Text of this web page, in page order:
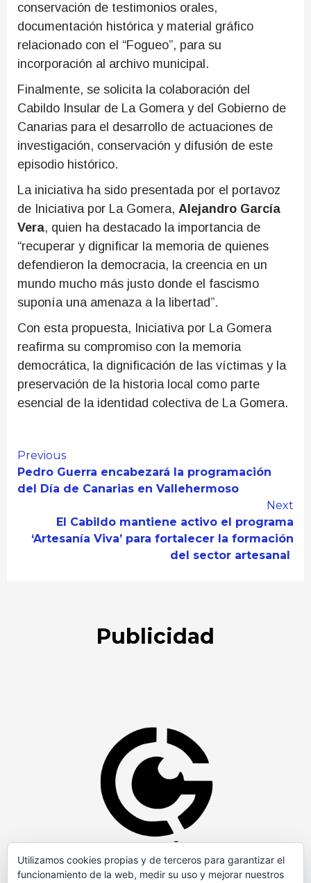
conservación de testimonios orales,
documentación histórica y material gráfico
relacionado con el “Fogueo”, para su
incorporación al archivo municipal.
Finalmente, se solicita la colaboración del
Cabildo Insular de La Gomera y del Gobierno de
Canarias para el desarrollo de actuaciones de
investigación, conservación y difusión de este
episodio histórico.
La iniciativa ha sido presentada por el portavoz
de Iniciativa por La Gomera, Alejandro García
Vera, quien ha destacado la importancia de
“recuperar y dignificar la memoria de quienes
defendieron la democracia, la creencia en un
mundo mucho más justo donde el fascismo
suponía una amenaza a la libertad”.
Con esta propuesta, Iniciativa por La Gomera
reafirma su compromiso con la memoria
democrática, la dignificación de las víctimas y la
preservación de la historia local como parte
esencial de la identidad colectiva de La Gomera.
Continue
Reading
Previous
Pedro Guerra encabezará la programación
del Día de Canarias en Vallehermoso
Next
El Cabildo mantiene activo el programa
‘Artesanía Viva’ para fortalecer la formación
del sector artesanal
Publicidad
Utilizamos cookies propias y de terceros para garantizar el
funcionamiento de la web, medir su uso y mejorar nuestros